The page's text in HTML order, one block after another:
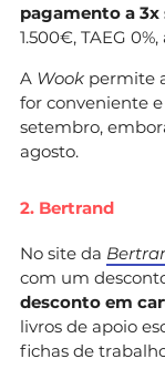
pagamento a 3x
1.500€, TAEG
A Wook permite
for conveniente
setembro,
agosto.
2. Bertrand
No site da
com um
desconto em
livros de apoio
fichas de